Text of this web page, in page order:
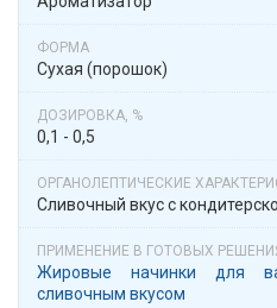
Сухая (порошок)
0,1 - 0,5
Сливочный вкус с
Жировые начинки для
сливочным вкусом